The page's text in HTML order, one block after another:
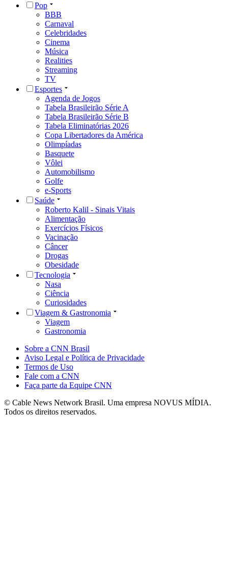
Pop
BBB
Carnaval
Celebridades
Cinema
Música
Realities
Streaming
TV
Esportes
Agenda de Jogos
Tabela Brasileirão Série A
Tabela Brasileirão Série B
Tabela Eliminatórias 2026
Copa Libertadores da América
Olimpíadas
Basquete
Vôlei
Automobilismo
Golfe
e-Sports
Saúde
Roberto Kalil - Sinais Vitais
Alimentação
Exercícios Físicos
Vacinação
Câncer
Drogas
Obesidade
Tecnologia
Nasa
Ciência
Curiosidades
Viagem & Gastronomia
Viagem
Gastronomia
Sobre a CNN Brasil
Aviso Legal e Política de Privacidade
Termos de Uso
Fale com a CNN
Faça parte da Equipe CNN
© Cable News Network Brasil. Uma empresa NOVUS MÍDIA.
Todos os direitos reservados.